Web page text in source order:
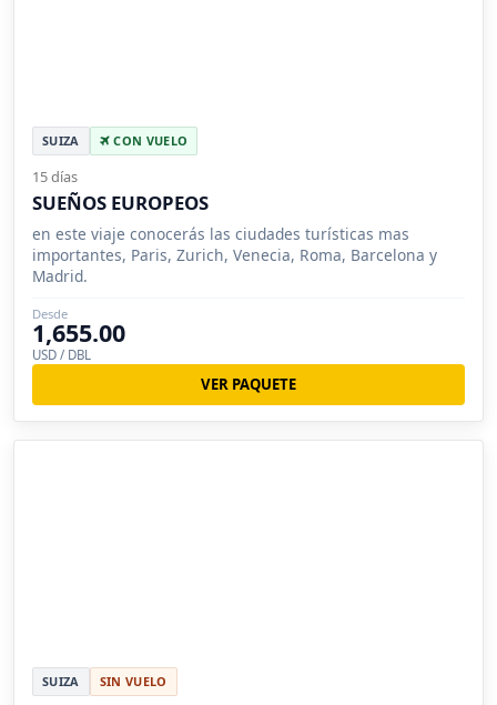
SUIZA CON VUELO
15 días
SUEÑOS EUROPEOS
en este viaje conocerás las ciudades turísticas mas
importantes, Paris, Zurich, Venecia, Roma, Barcelona y
Madrid.
Desde
1,655.00
USD / DBL
VER PAQUETE
SUIZA SIN VUELO